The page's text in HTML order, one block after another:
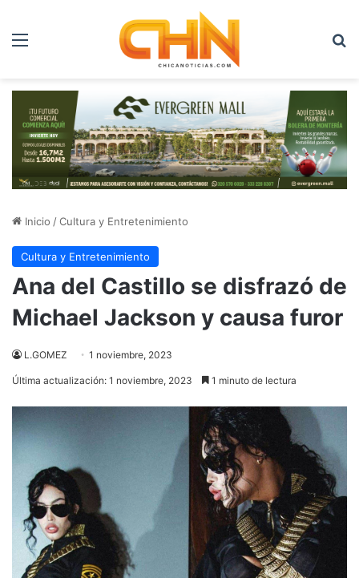
Menú
Inicio /Cultura y Entretenimiento
Cultura y Entretenimiento
Ana del Castillo se disfrazó de
Michael Jackson y causa furor
L.GOMEZ 1 noviembre, 2023
Última actualización: 1 noviembre, 2023 1 minuto de lectura